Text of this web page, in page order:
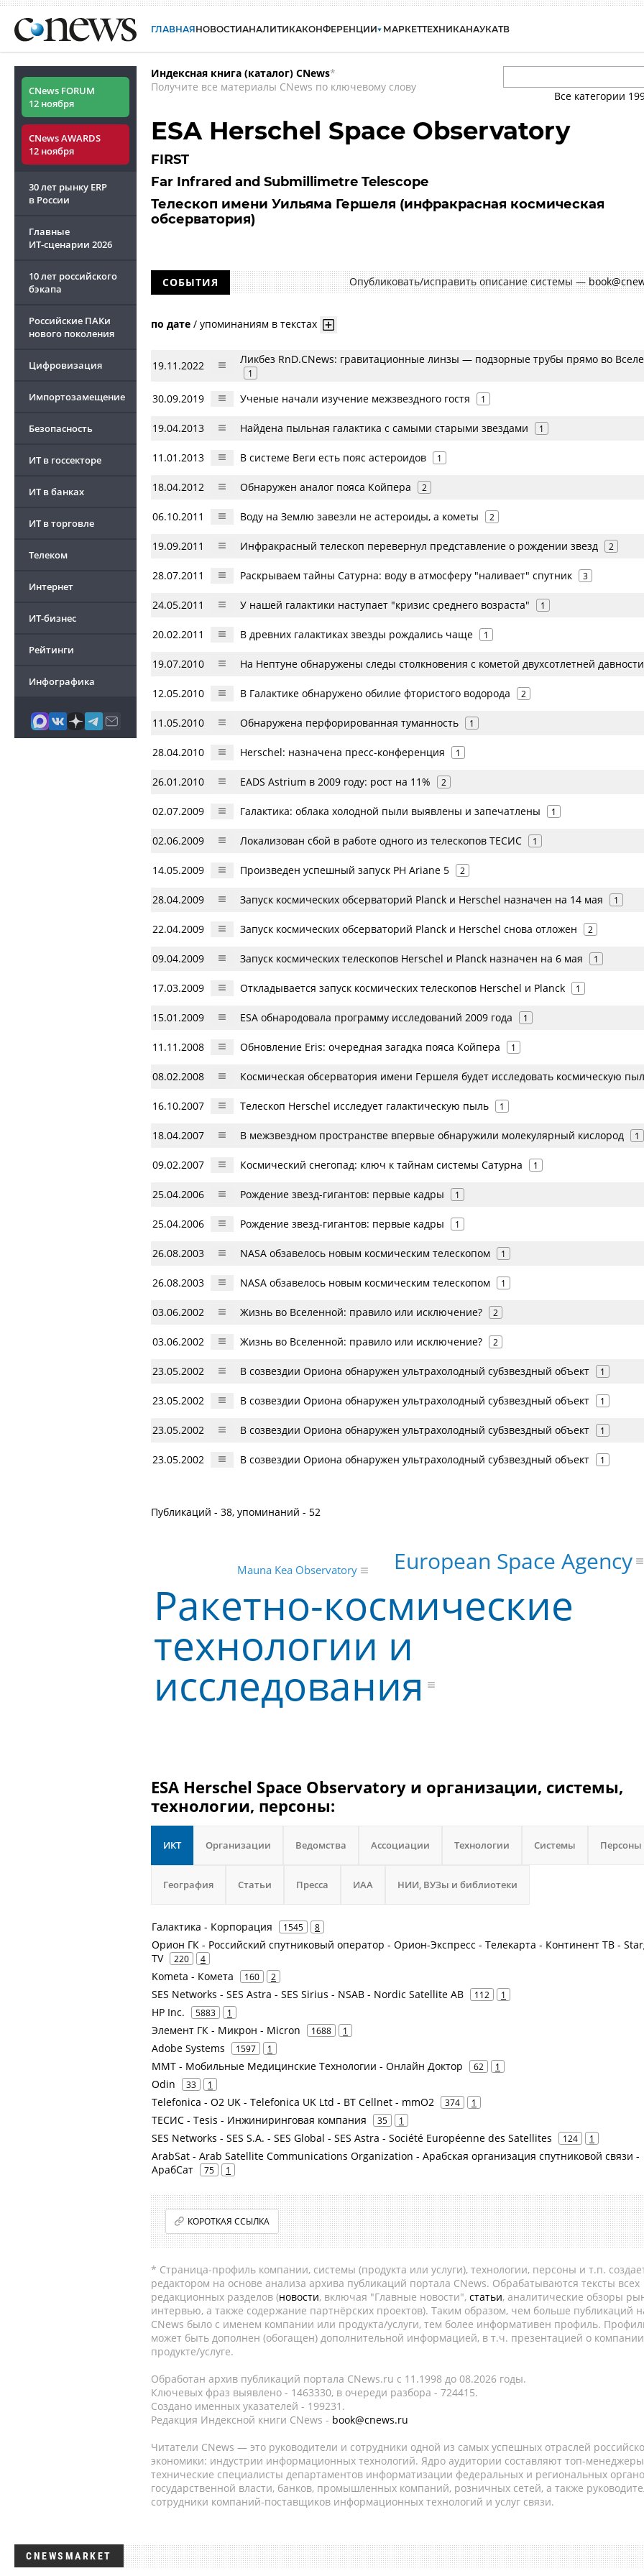
ГЛАВНАЯНОВОСТИАНАЛИТИКАКОНФЕРЕНЦИИ МАРКЕТТЕХНИКАНАУКАТВ
CNews FORUM
12 ноября
CNews AWARDS
12 ноября
30 лет рынку ERP
в России
Главные
ИТ-сценарии 2026
10 лет российского
бэкапа
Российские ПАКи
нового поколения
Цифровизация
Импортозамещение
Безопасность
ИТ в госсекторе
ИТ в банках
ИТ в торговле
Телеком
Интернет
ИТ-бизнес
Рейтинги
Инфографика
Индексная книга (каталог) CNews*
Получите все материалы CNews по ключевому слову
Все категории
ESA Herschel Space Observatory
FIRST
Far Infrared and Submillimetre Telescope
Телескоп имени Уильяма Гершеля (инфракрасная космическая
обсерватория)
СОБЫТИЯ Опубликовать/исправить описание системы —
по дате / упоминаниям в текстах
19.11.2022 Ликбез RnD.CNews: гравитационные линзы — подзорные трубы прямо во
1
30.09.2019 Ученые начали изучение межзвездного гостя 1
19.04.2013 Найдена пыльная галактика с самыми старыми звездами 1
11.01.2013 В системе Веги есть пояс астероидов 1
18.04.2012 Обнаружен аналог пояса Койпера 2
06.10.2011 Воду на Землю завезли не астероиды, а кометы 2
19.09.2011 Инфракрасный телескоп перевернул представление о рождении звезд 2
28.07.2011 Раскрываем тайны Сатурна: воду в атмосферу "наливает" спутник 3
24.05.2011 У нашей галактики наступает "кризис среднего возраста" 1
20.02.2011 В древних галактиках звезды рождались чаще 1
19.07.2010 На Нептуне обнаружены следы столкновения с кометой двухсотлетней давности
12.05.2010 В Галактике обнаружено обилие фтористого водорода 2
11.05.2010 Обнаружена перфорированная туманность 1
28.04.2010 Herschel: назначена пресс-конференция 1
26.01.2010 EADS Astrium в 2009 году: рост на 11% 2
02.07.2009 Галактика: облака холодной пыли выявлены и запечатлены 1
02.06.2009 Локализован сбой в работе одного из телескопов ТЕСИС 1
14.05.2009 Произведен успешный запуск РН Ariane 5 2
28.04.2009 Запуск космических обсерваторий Planck и Herschel назначен на 14 мая 1
22.04.2009 Запуск космических обсерваторий Planck и Herschel снова отложен 2
09.04.2009 Запуск космических телескопов Herschel и Planck назначен на 6 мая 1
17.03.2009 Откладывается запуск космических телескопов Herschel и Planck 1
15.01.2009 ESA обнародовала программу исследований 2009 года 1
11.11.2008 Обновление Eris: очередная загадка пояса Койпера 1
08.02.2008 Космическая обсерватория имени Гершеля будет исследовать космическую
16.10.2007 Телескоп Herschel исследует галактическую пыль 1
18.04.2007 В межзвездном пространстве впервые обнаружили молекулярный кислород 1
09.02.2007 Космический снегопад: ключ к тайнам системы Сатурна 1
25.04.2006 Рождение звезд-гигантов: первые кадры 1
25.04.2006 Рождение звезд-гигантов: первые кадры 1
26.08.2003 NASA обзавелось новым космическим телескопом 1
26.08.2003 NASA обзавелось новым космическим телескопом 1
03.06.2002 Жизнь во Вселенной: правило или исключение? 2
03.06.2002 Жизнь во Вселенной: правило или исключение? 2
23.05.2002 В созвездии Ориона обнаружен ультрахолодный субзвездный объект 1
23.05.2002 В созвездии Ориона обнаружен ультрахолодный субзвездный объект 1
23.05.2002 В созвездии Ориона обнаружен ультрахолодный субзвездный объект 1
23.05.2002 В созвездии Ориона обнаружен ультрахолодный субзвездный объект 1
Публикаций - 38, упоминаний - 52
Ракетно-космические
технологии и
исследования
European Space Agency
Mauna Kea Observatory
ESA Herschel Space Observatory и организации, системы,
технологии, персоны:
ИКТ Организации Ведомства Ассоциации Технологии Системы Персоны
География Статьи Пресса ИАА НИИ, ВУЗы и библиотеки
Галактика - Корпорация 1545 8
Орион ГК - Российский спутниковый оператор - Орион-Экспресс - Телекарта - Континент ТВ -
TV
220 4
Kometa - Комета 160 2
SES Networks - SES Astra - SES Sirius - NSAB - Nordic Satellite AB 112 1
HP Inc. 5883 1
Элемент ГК - Микрон - Micron 1688 1
Adobe Systems 1597 1
ММТ - Мобильные Медицинские Технологии - Онлайн Доктор 62 1
Odin 33 1
Telefonica - O2 UK - Telefonica UK Ltd - BT Cellnet - mmO2 374 1
ТЕСИС - Tesis - Инжиниринговая компания 35 1
SES Networks - SES S.A. - SES Global - SES Astra - Société Européenne des Satellites 124 1
ArabSat - Arab Satellite Communications Organization - Арабская организация спутниковой связи -
АрабСат
75 1
КОРОТКАЯ ССЫЛКА
* Страница-профиль компании, системы (продукта или услуги), технологии, персоны и т.п.
редактором на основе анализа архива публикаций портала CNews. Обрабатываются тексты всех
редакционных разделов (новости, включая "Главные новости", статьи, аналитические обзоры
интервью, а также содержание партнёрских проектов). Таким образом, чем больше публикаций
CNews было с именем компании или продукта/услуги, тем более информативен профиль.
может быть дополнен (обогащен) дополнительной информацией, в т.ч. презентацией о
продукте/услуге.
Обработан архив публикаций портала CNews.ru c 11.1998 до 08.2026 годы.
Ключевых фраз выявлено - 1463330, в очереди разбора - 724415.
Создано именных указателей - 199231.
Редакция Индексной книги CNews - book@cnews.ru
Читатели CNews — это руководители и сотрудники одной из самых успешных отраслей
экономики: индустрии информационных технологий. Ядро аудитории составляют топ-
технические специалисты департаментов информатизации федеральных и региональных
государственной власти, банков, промышленных компаний, розничных сетей, а также
сотрудники компаний-поставщиков информационных технологий и услуг связи.
CNEWSMARKET